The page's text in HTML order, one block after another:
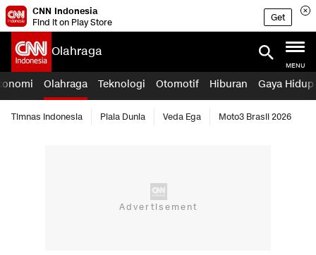
CNN Indonesia
Find it on Play Store
Get
Olahraga
MENU
Olahraga Teknologi Otomotif Hiburan Gaya Hidup
Timnas Indonesia Piala Dunia Veda Ega Moto3 Brasil 2026